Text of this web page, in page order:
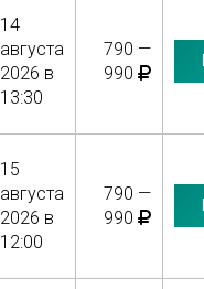
14
августа
2026 в
13:30
790 —
990
15
августа
2026 в
12:00
790 —
990